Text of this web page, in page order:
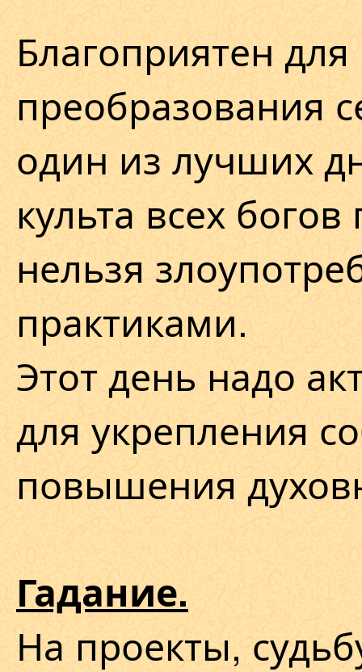
Благоприятен
преобразования
один из лучших
культа всех
нельзя
практиками.
Этот день надо
для укрепления
повышения
Гадание.
На проекты,